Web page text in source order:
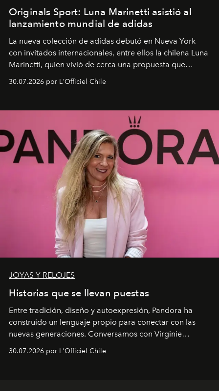
Originals Sport: Luna Marinetti asistió al
lanzamiento mundial de adidas
La nueva colección de adidas debutó en Nueva York
con invitados internacionales, entre ellos la chilena Luna
Marinetti, quien vivió de cerca una propuesta que
30.07.2026 por L'Officiel Chile
JOYAS Y RELOJES
Historias que se llevan puestas
Entre tradición, diseño y autoexpresión, Pandora ha
construido un lenguaje propio para conectar con las
nuevas generaciones. Conversamos con Virginie
Latinoamérica, sobre identidad, cultura y el valor
30.07.2026 por L'Officiel Chile